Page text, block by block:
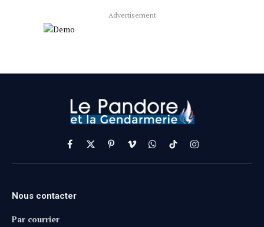
Advertisement
Facebook
X
(Twitter)
PinterestVimeoWhatsApp
TikTokInstagram
Nous contacter
Par courrier